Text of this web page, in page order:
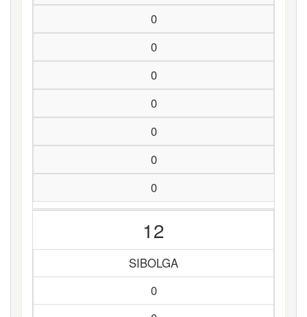
0
0
0
0
0
0
0
12
SIBOLGA
0